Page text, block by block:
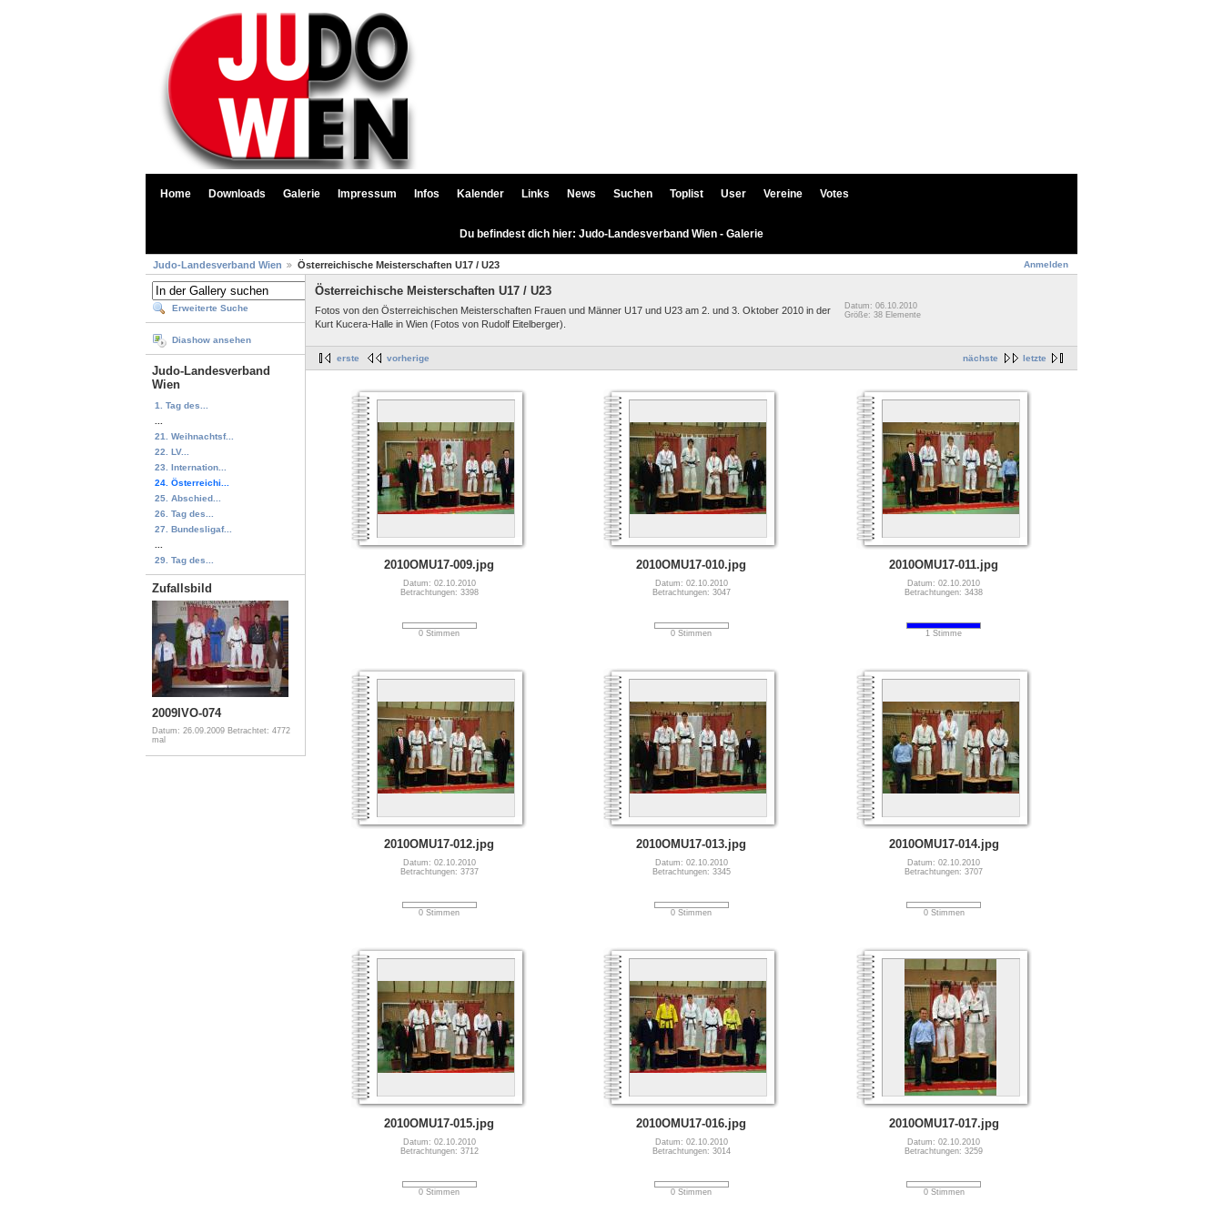
Home Downloads Galerie Impressum Infos Kalender Links News Suchen Toplist User Vereine Votes
Du befindest dich hier: Judo-Landesverband Wien - Galerie
Anmelden
Judo-Landesverband Wien Österreichische Meisterschaften U17 / U23
Erweiterte Suche
Diashow ansehen
Judo-Landesverband
Wien
1. Tag des...
21. Weihnachtsf...
22. LV...
23. Internation...
24. Österreichi...
25. Abschied...
26. Tag des...
27. Bundesligaf...
29. Tag des...
Zufallsbild
2009IVO-074
Datum: 26.09.2009 Betrachtet: 4772
mal
Österreichische Meisterschaften U17 / U23
Fotos von den Österreichischen Meisterschaften Frauen und Männer U17 und U23 am 2. und 3. Oktober 2010 in der
Kurt Kucera-Halle in Wien (Fotos von Rudolf Eitelberger).
Datum: 06.10.2010
Größe: 38 Elemente
nächste letzte
erste vorherige
2010OMU17-009.jpg
Datum: 02.10.2010
Betrachtungen: 3398
0 Stimmen
2010OMU17-010.jpg
Datum: 02.10.2010
Betrachtungen: 3047
0 Stimmen
2010OMU17-011.jpg
Datum: 02.10.2010
Betrachtungen: 3438
1 Stimme
2010OMU17-012.jpg
Datum: 02.10.2010
Betrachtungen: 3737
0 Stimmen
2010OMU17-013.jpg
Datum: 02.10.2010
Betrachtungen: 3345
0 Stimmen
2010OMU17-014.jpg
Datum: 02.10.2010
Betrachtungen: 3707
0 Stimmen
2010OMU17-015.jpg
Datum: 02.10.2010
Betrachtungen: 3712
0 Stimmen
2010OMU17-016.jpg
Datum: 02.10.2010
Betrachtungen: 3014
0 Stimmen
2010OMU17-017.jpg
Datum: 02.10.2010
Betrachtungen: 3259
0 Stimmen